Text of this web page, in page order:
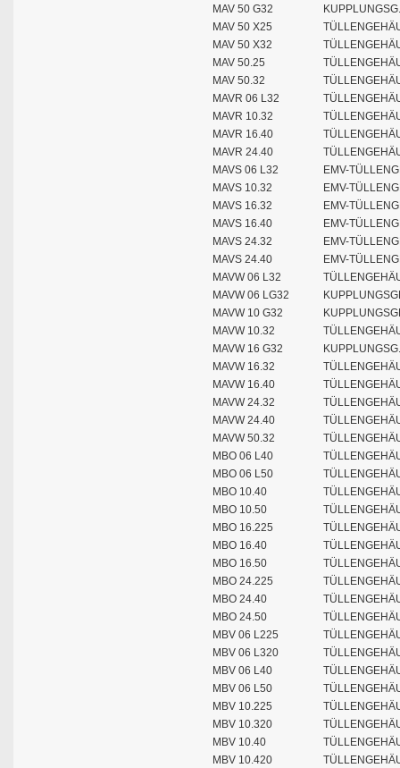
MAV 50 G32
MAV 50 X25
MAV 50 X32
MAV 50.25
MAV 50.32
MAVR 06 L32
MAVR 10.32
MAVR 16.40
MAVR 24.40
MAVS 06 L32
EMV-
MAVS 10.32
EMV-
MAVS 16.32
EMV-
MAVS 16.40
EMV-
MAVS 24.32
EMV-
MAVS 24.40
EMV-
MAVW 06 L32
MAVW 06 LG32
MAVW 10 G32
MAVW 10.32
MAVW 16 G32
MAVW 16.32
MAVW 16.40
MAVW 24.32
MAVW 24.40
MAVW 50.32
MBO 06 L40
MBO 06 L50
MBO 10.40
MBO 10.50
MBO 16.225
MBO 16.40
MBO 16.50
MBO 24.225
MBO 24.40
MBO 24.50
MBV 06 L225
MBV 06 L320
MBV 06 L40
MBV 06 L50
MBV 10.225
MBV 10.320
MBV 10.40
MBV 10.420